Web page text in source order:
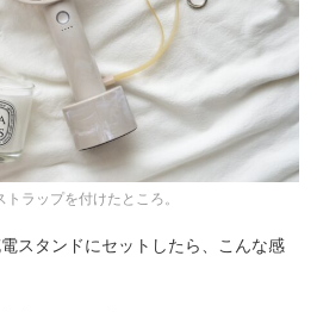
トラップを付けたところ。
スタンドにセットしたら、こんな感